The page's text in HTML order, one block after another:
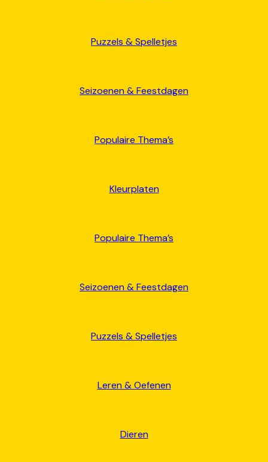
Puzzels & Spelletjes
Seizoenen & Feestdagen
Populaire Thema’s
Kleurplaten
Populaire Thema’s
Seizoenen & Feestdagen
Puzzels & Spelletjes
Leren & Oefenen
Dieren